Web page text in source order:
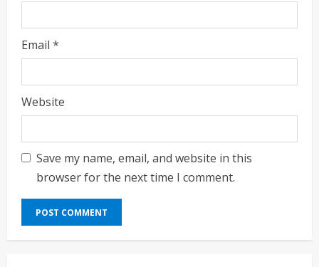
Email *
Website
Save my name, email, and website in this
browser for the next time I comment.